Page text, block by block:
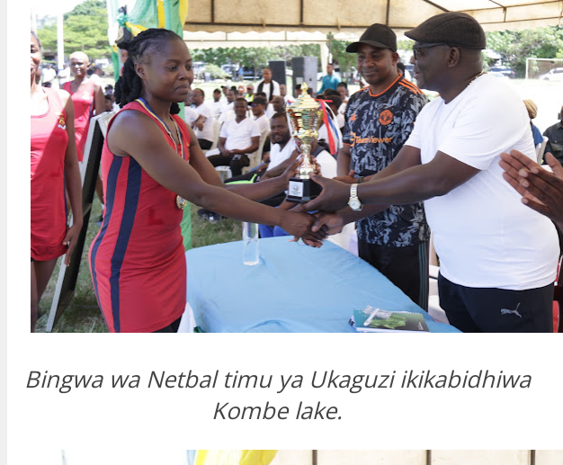
Bingwa wa Netbal timu ya Ukaguzi ikikabidhiwa
Kombe lake.